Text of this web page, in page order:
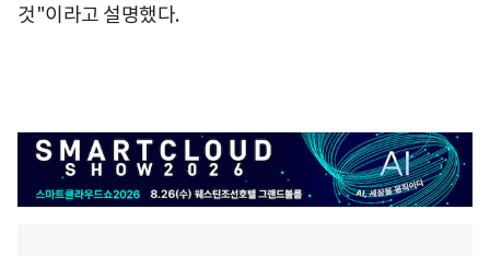
것"이라고 설명했다.